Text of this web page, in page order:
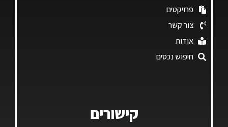
פרויקטים
צור קשר
אודות
חיפוש נכסים
קישורים